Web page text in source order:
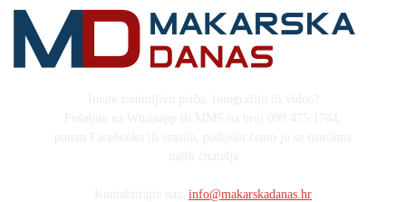
info@makarskadanas.hr